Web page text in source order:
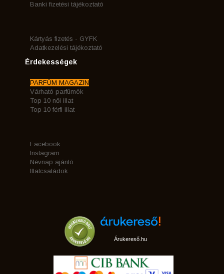
Banki fizetési tájékoztató
Kártyás fizetés - GYFK
Adatkezelési tájékoztató
Érdekességek
PARFÜM MAGAZIN
Várható parfümök
Top 10 női illat
Top 10 férfi illat
Facebook
Instagram
Névnap ajánló
Illatcsaládok
Árukereső.hu